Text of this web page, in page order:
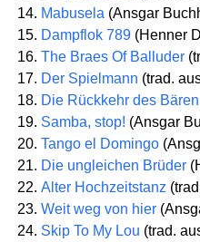
Mabusela (Ansgar
Dampflok 789 (Henner
The Braes Of Balluder
Der Spielmann (trad.
Die Rückkehr des Bären
Samba, stop! (Ansgar
Tango el Domingo
Die ungleichen Brüder
Alter Hochzeitstanz
Weit weg von hier
Skip To My Lou (trad.